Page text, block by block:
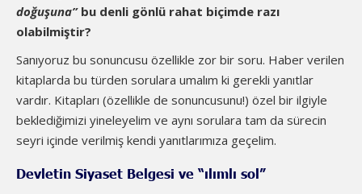
doğuşuna”bu denli gönlü rahat biçimde razı
olabilmiştir?
Sanıyoruz bu sonuncusu özellikle zor bir soru. Haber verilen
kitaplarda bu türden sorulara umalım ki gerekli yanıtlar
vardır. Kitapları (özellikle de sonuncusunu!) özel bir ilgiyle
beklediğimizi yineleyelim ve aynı sorulara tam da sürecin
seyri içinde verilmiş kendi yanıtlarımıza geçelim.
Devletin Siyaset Belgesi ve “ılımlı sol”